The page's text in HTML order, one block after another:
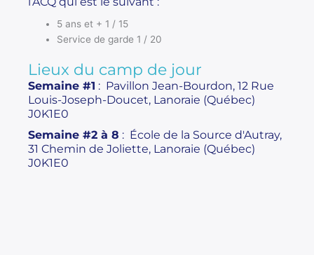
5 ans et + 1 / 15
Service de garde 1 / 20
Lieux du camp de jour
Semaine #1 : Pavillon Jean-Bourdon, 12 Rue
Louis-Joseph-Doucet, Lanoraie (Québec)
J0K1E0
Semaine #2 à 8 : École de la Source d'Autray,
31 Chemin de Joliette, Lanoraie (Québec)
J0K1E0